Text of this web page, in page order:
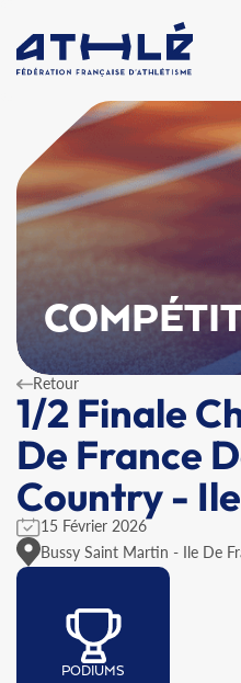
Retour
1/2 Finale
De France
Country -
15 Février 2026
Bussy Saint Martin - Ile De
PODIUMS